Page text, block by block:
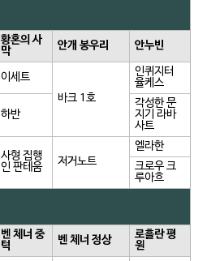
황혼의 사
막
안개 봉우리 안누빈
이세트
바크 1호
인퀴지터
율케스
하반
각성한 문
지기 라바
사트
사형 집행
인 판테움
저거노트
엘라한
크로우 크
루아흐
벤 체너 중
턱
벤 체너 정상
로흘란 평
원